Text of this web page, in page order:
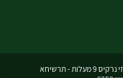
- תרשיחא